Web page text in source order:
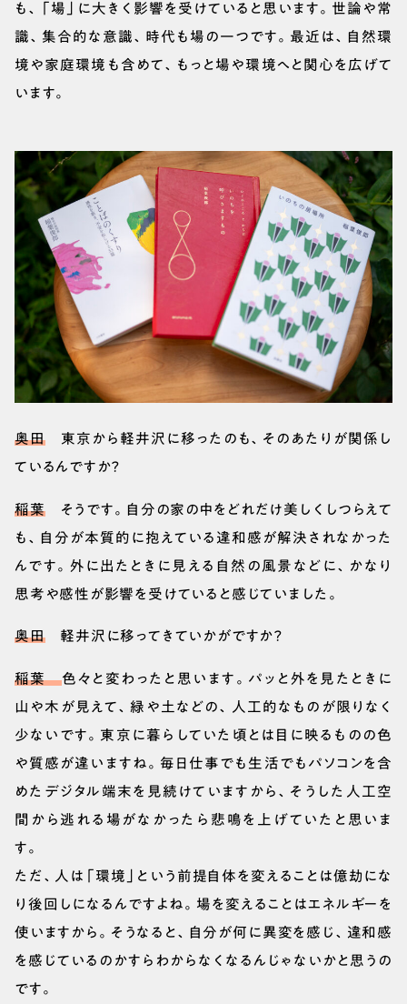
も、「場」に大きく影響を受けていると思います。世論や常
識、集合的な意識、時代も場の一つです。最近は、自然環
境や家庭環境も含めて、もっと場や環境へと関心を広げて
います。
奥田東京から軽井沢に移ったのも、そのあたりが関係し
ているんですか？
稲葉そうです。自分の家の中をどれだけ美しくしつらえて
も、自分が本質的に抱えている違和感が解決されなかった
んです。外に出たときに見える自然の風景などに、かなり
思考や感性が影響を受けていると感じていました。
奥田軽井沢に移ってきていかがですか？
稲葉色々と変わったと思います。パッと外を見たときに
山や木が見えて、緑や土などの、人工的なものが限りなく
少ないです。東京に暮らしていた頃とは目に映るものの色
や質感が違いますね。毎日仕事でも生活でもパソコンを含
めたデジタル端末を見続けていますから、そうした人工空
間から逃れる場がなかったら悲鳴を上げていたと思いま
す。
ただ、人は「環境」という前提自体を変えることは億劫にな
り後回しになるんですよね。場を変えることはエネルギーを
使いますから。そうなると、自分が何に異変を感じ、違和感
を感じているのかすらわからなくなるんじゃないかと思うの
です。